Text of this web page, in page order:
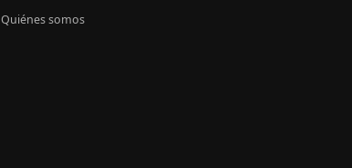
Quiénes somos